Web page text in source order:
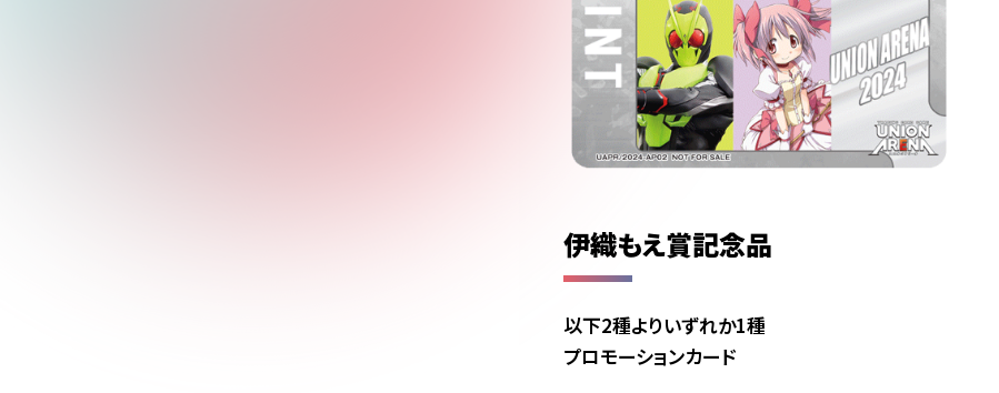
伊織もえ賞記念品
以下2種よりいずれか1種
プロモーションカード